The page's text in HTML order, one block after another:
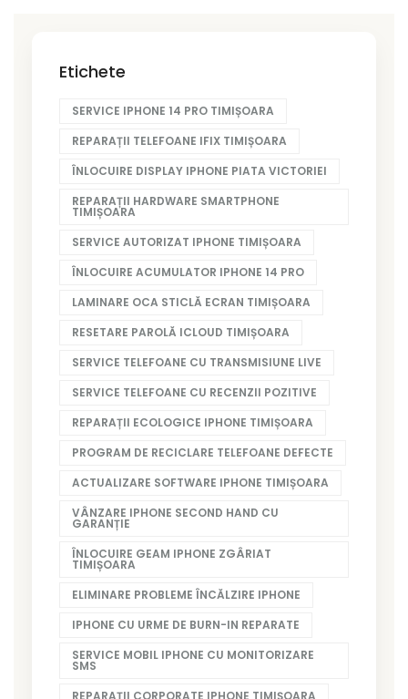
Etichete
SERVICE IPHONE 14 PRO TIMIȘOARA
REPARAȚII TELEFOANE IFIX TIMIȘOARA
ÎNLOCUIRE DISPLAY IPHONE PIATA VICTORIEI
REPARAȚII HARDWARE SMARTPHONE
TIMIȘOARA
SERVICE AUTORIZAT IPHONE TIMIȘOARA
ÎNLOCUIRE ACUMULATOR IPHONE 14 PRO
LAMINARE OCA STICLĂ ECRAN TIMIȘOARA
RESETARE PAROLĂ ICLOUD TIMIȘOARA
SERVICE TELEFOANE CU TRANSMISIUNE LIVE
SERVICE TELEFOANE CU RECENZII POZITIVE
REPARAȚII ECOLOGICE IPHONE TIMIȘOARA
PROGRAM DE RECICLARE TELEFOANE DEFECTE
ACTUALIZARE SOFTWARE IPHONE TIMIȘOARA
VÂNZARE IPHONE SECOND HAND CU
GARANȚIE
ÎNLOCUIRE GEAM IPHONE ZGÂRIAT
TIMIȘOARA
ELIMINARE PROBLEME ÎNCĂLZIRE IPHONE
IPHONE CU URME DE BURN-IN REPARATE
SERVICE MOBIL IPHONE CU MONITORIZARE
SMS
REPARAȚII CORPORATE IPHONE TIMIȘOARA